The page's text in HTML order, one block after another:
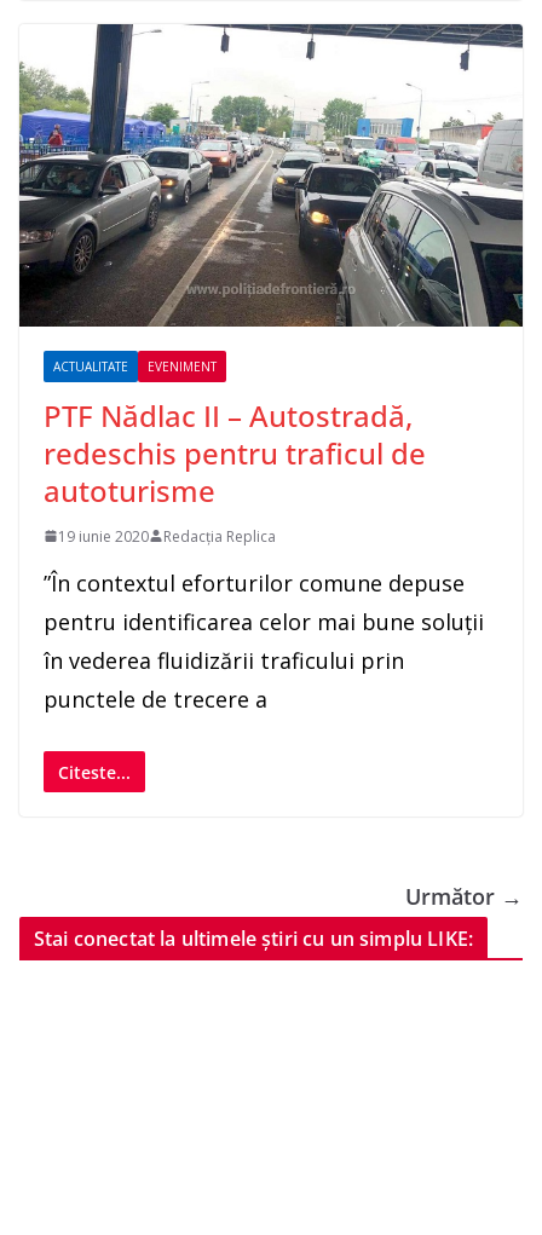
ACTUALITATE EVENIMENT
PTF Nădlac II – Autostradă,
redeschis pentru traficul de
autoturisme
19 iunie 2020 Redacția Replica
”În contextul eforturilor comune depuse
pentru identificarea celor mai bune soluţii
în vederea fluidizării traficului prin
punctele de trecere a
Citeste...
Următor →
Stai conectat la ultimele știri cu un simplu LIKE: